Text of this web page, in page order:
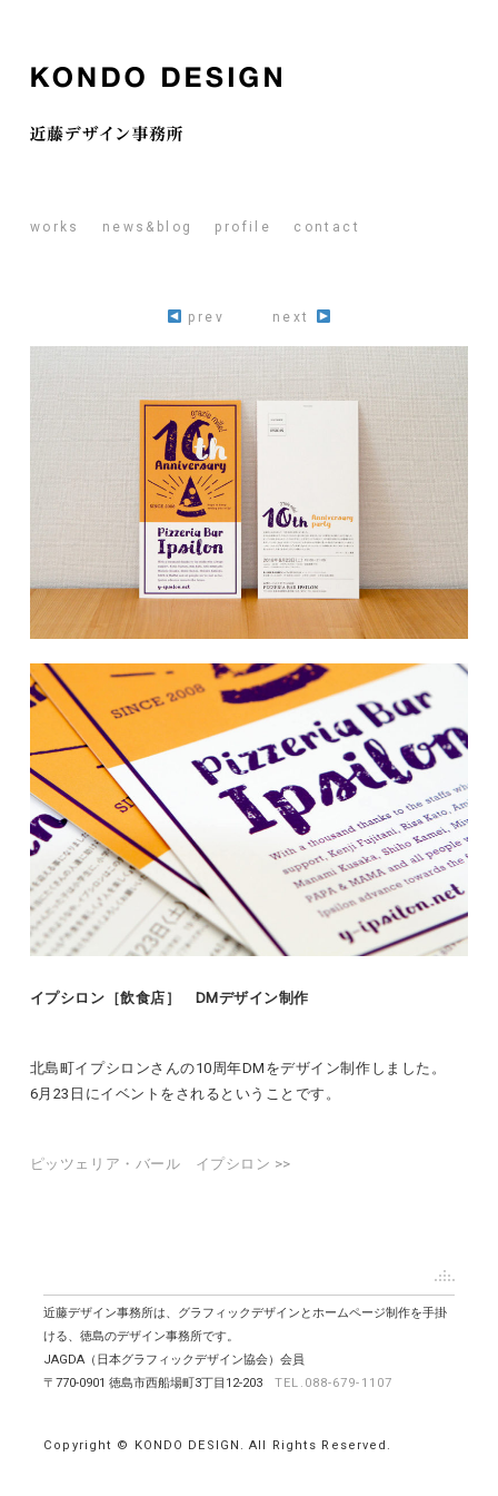
works news&blog profile contact
prev next
イプシロン［飲食店］ DMデザイン制作
北島町イプシロンさんの10周年DMをデザイン制作しました。
6月23日にイベントをされるということです。
ピッツェリア・バール イプシロン >>
近藤デザイン事務所は、グラフィックデザインとホームページ制作を手掛
ける、徳島のデザイン事務所です。
JAGDA（日本グラフィックデザイン協会）会員
〒770-0901 徳島市西船場町3丁目12-203TEL.088-679-1107
Copyright © KONDO DESIGN. All Rights Reserved.